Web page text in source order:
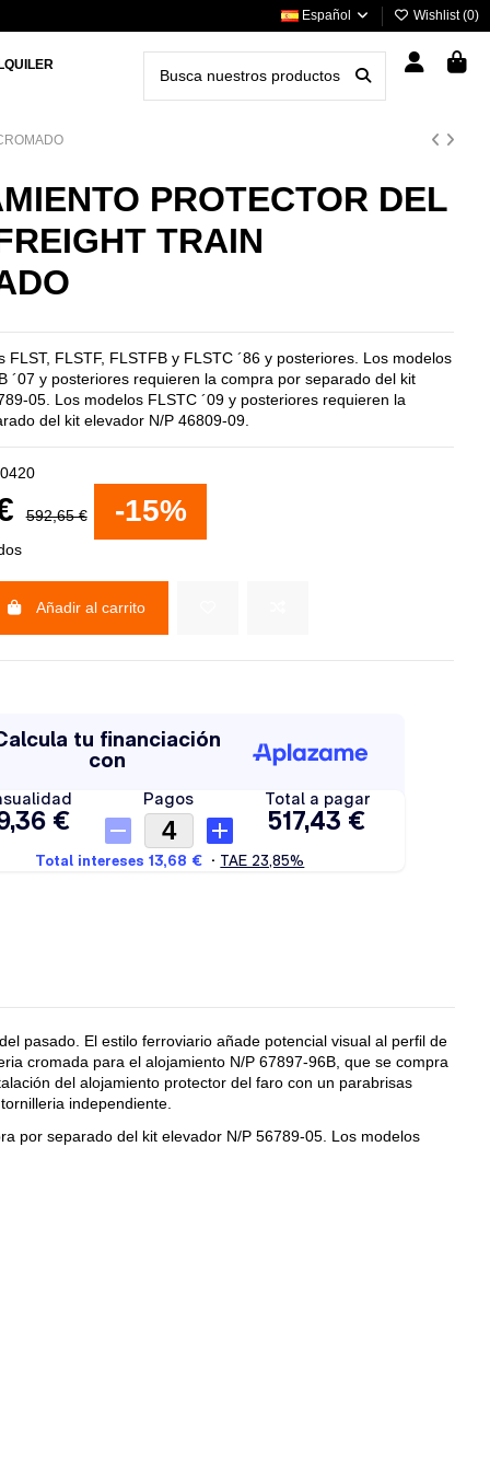
Español Wishlist (0)
PROTECTOR DEL
TRAIN
FLST, FLSTF, FLSTFB y FLSTC ´86 y posteriores. Los modelos
´07 y posteriores requieren la compra por separado del kit
05. Los modelos FLSTC ´09 y posteriores requieren la
del kit elevador N/P 46809-09.
592,65 € -15%
Añadir al carrito
pasado. El estilo ferroviario añade potencial visual al perfil de
cromada para el alojamiento N/P 67897-96B, que se compra
del alojamiento protector del faro con un parabrisas
independiente.
por separado del kit elevador N/P 56789-05. Los modelos